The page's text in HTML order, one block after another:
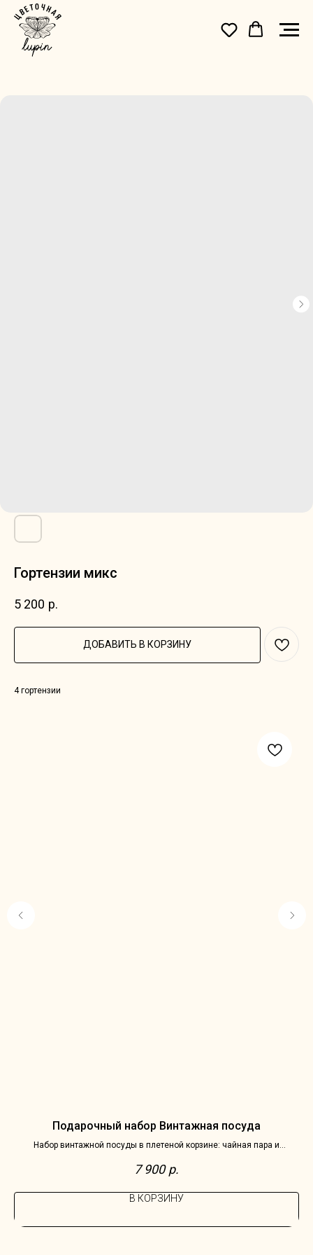
Гортензии микс
5 200 р.
ДОБАВИТЬ В КОРЗИНУ
4 гортензии
Подарочный набор Винтажная посуда
Набор винтажной посуды в плетеной корзине: чайная пара и
7 900 р.
В КОРЗИНУ